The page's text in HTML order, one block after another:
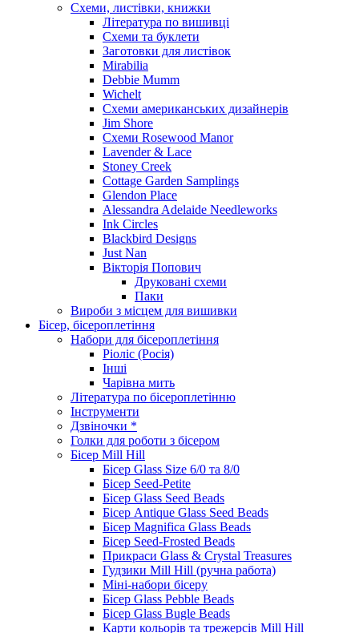
Схеми, листівки, книжки
Література по вишивці
Схеми та буклети
Заготовки для листівок
Mirabilia
Debbie Mumm
Wichelt
Схеми американських дизайнерів
Jim Shore
Cхеми Rosewood Manor
Lavender & Lace
Stoney Creek
Cottage Garden Samplings
Glendon Place
Alessandra Adelaide Needleworks
Ink Circles
Blackbird Designs
Just Nan
Вікторія Попович
Друковані схеми
Паки
Вироби з місцем для вишивки
Бісер, бісероплетіння
Набори для бісероплетіння
Ріоліс (Росія)
Інші
Чарівна мить
Література по бісероплетінню
Інструменти
Дзвіночки *
Голки для роботи з бісером
Бісер Mill Hill
Бісер Glass Size 6/0 та 8/0
Бісер Seed-Petite
Бісер Glass Seed Beads
Бісер Antique Glass Seed Beads
Бісер Magnifica Glass Beads
Бісер Seed-Frosted Beads
Прикраси Glass & Crystal Treasures
Гудзики Mill Hill (ручна работа)
Міні-набори бісеру
Бісер Glass Pebble Beads
Бісер Glass Bugle Beads
Карти кольорів та трежерсів Mill Hill